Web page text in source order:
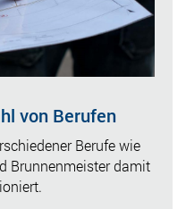
von Berufen
Berufe wie
Brunnenmeister damit